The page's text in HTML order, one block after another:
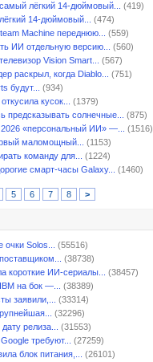
лёгкий 14-дюймовый...
(419)
14-дюймовый...
(474)
Machine переднюю...
(559)
ИИ отдельную версию...
(560)
Vision Smart...
(567)
раскрыл, когда Diablo...
(751)
будут...
(934)
кусок...
(1379)
предсказывать солнечные...
(875)
2026 «персональный ИИ» —...
(1516)
маломощный...
(1153)
команду для...
(1224)
смарт-часы Galaxy...
(1460)
5 6 7 8 >
Solos...
(55516)
(38738)
короткие ИИ-сериалы...
(38457)
на бок —...
(38389)
заявили,...
(33314)
(32296)
релиза...
(31553)
требуют...
(27259)
блок питания,...
(26101)